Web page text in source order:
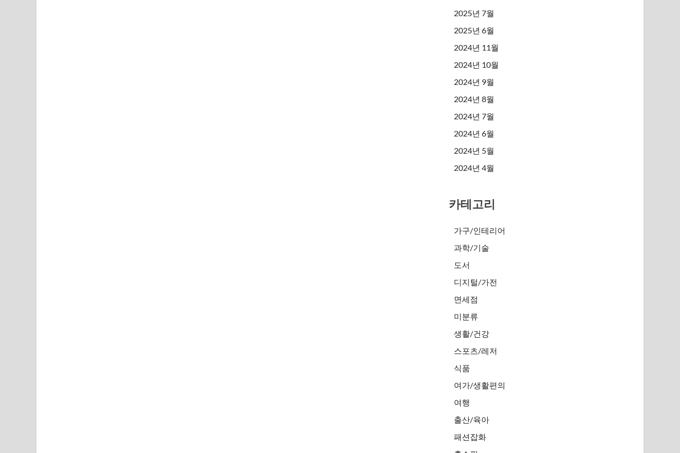
2025년 7월
2025년 6월
2024년 11월
2024년 10월
2024년 9월
2024년 8월
2024년 7월
2024년 6월
2024년 5월
2024년 4월
카테고리
가구/인테리어
과학/기술
도서
디지털/가전
면세점
미분류
생활/건강
스포츠/레저
식품
여가/생활편의
여행
출산/육아
패션잡화